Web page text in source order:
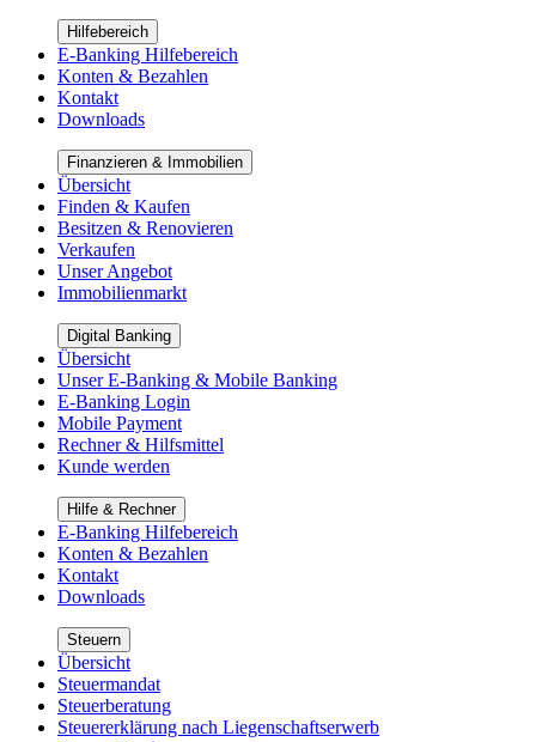
Hilfebereich
E-Banking Hilfebereich
Konten & Bezahlen
Kontakt
Downloads
Finanzieren & Immobilien
Übersicht
Finden & Kaufen
Besitzen & Renovieren
Verkaufen
Unser Angebot
Immobilienmarkt
Digital Banking
Übersicht
Unser E-Banking & Mobile Banking
E-Banking Login
Mobile Payment
Rechner & Hilfsmittel
Kunde werden
Hilfe & Rechner
E-Banking Hilfebereich
Konten & Bezahlen
Kontakt
Downloads
Steuern
Übersicht
Steuermandat
Steuerberatung
Steuererklärung nach Liegenschaftserwerb